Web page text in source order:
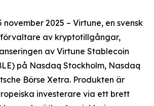
november 2025 – Virtune, en svensk
av kryptotillgångar,
av Virtune Stablecoin
på Nasdaq Stockholm, Nasdaq
Börse Xetra. Produkten är
investerare via ett brett